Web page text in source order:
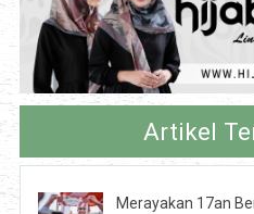
Artikel
Merayakan 17an